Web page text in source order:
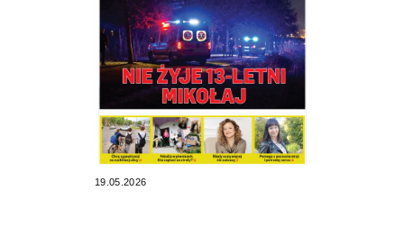
19.05.2026